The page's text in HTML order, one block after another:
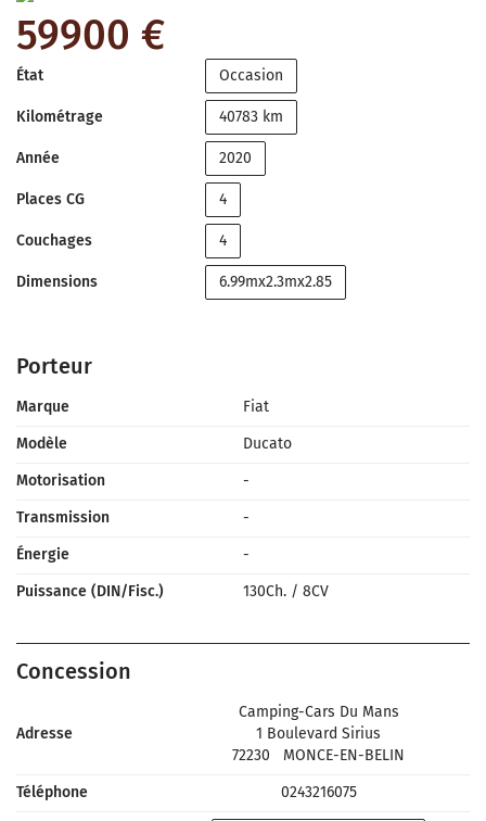
59900 €
État Occasion
Kilométrage 40783 km
Année 2020
Places CG 4
Couchages 4
Dimensions 6.99mx2.3mx2.85
Porteur
Marque
Fiat
Modèle
Ducato
Motorisation
-
Transmission
-
Énergie
-
Puissance (DIN/Fisc.)
130Ch. / 8CV
Concession
Adresse
Camping-Cars Du Mans
1 Boulevard Sirius
72230
MONCE-EN-BELIN
Téléphone
0243216075